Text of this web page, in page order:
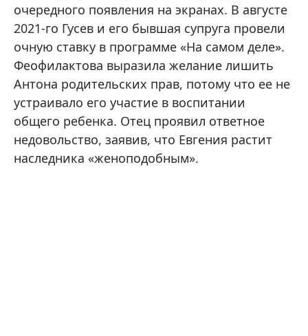
очередного появления на экранах. В августе
2021-го Гусев и его бывшая супруга провели
очную ставку в программе «На самом деле».
Феофилактова выразила желание лишить
Антона родительских прав, потому что ее не
устраивало его участие в воспитании
общего ребенка. Отец проявил ответное
недовольство, заявив, что Евгения растит
наследника «женоподобным».